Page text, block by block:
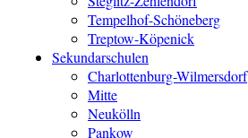
Tempelhof-Schöneberg
Treptow-Köpenick
Sekundarschulen
Charlottenburg-Wilmersdorf
Mitte
Neukölln
Pankow